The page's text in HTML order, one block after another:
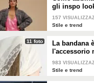
gli inspo
copiare
157
Stile e trend
11 foto
La bandana è
l'accessorio
dell'estate
modelli di
983
Stile e trend